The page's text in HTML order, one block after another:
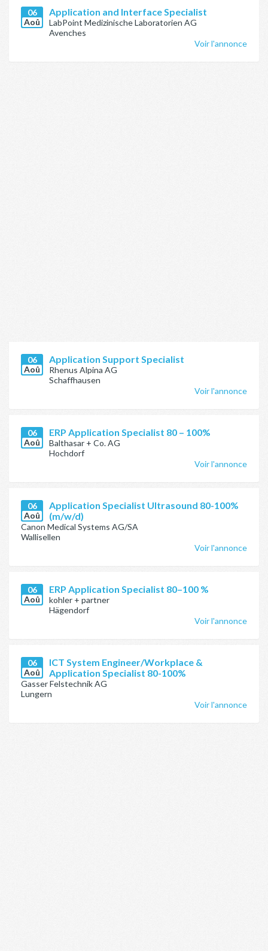
06
Aoû
Application and Interface Specialist
LabPoint Medizinische Laboratorien AG
Avenches
Voir l'annonce
06
Aoû
Application Support Specialist
Rhenus Alpina AG
Schaffhausen
Voir l'annonce
06
Aoû
ERP Application Specialist 80 – 100%
Balthasar + Co. AG
Hochdorf
Voir l'annonce
06
Aoû
Application Specialist Ultrasound 80-100%
(m/w/d)
Canon Medical Systems AG/SA
Wallisellen
Voir l'annonce
06
Aoû
ERP Application Specialist 80–100 %
kohler + partner
Hägendorf
Voir l'annonce
06
Aoû
ICT System Engineer/Workplace &
Application Specialist 80-100%
Gasser Felstechnik AG
Lungern
Voir l'annonce